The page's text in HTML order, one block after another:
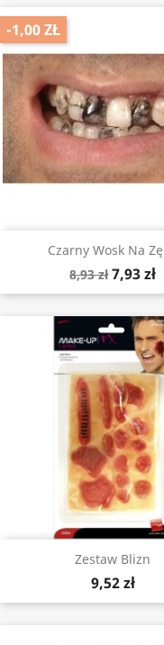
Czarny Wosk Na
8,93 zł 7,93 zł
-1,00 ZŁ
Zestaw Blizn
9,52 zł